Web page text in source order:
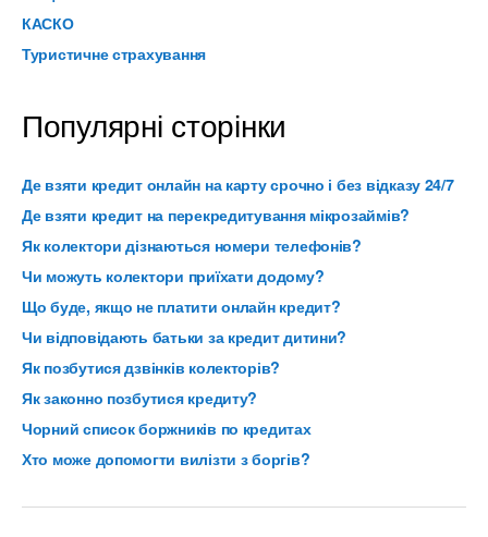
КАСКО
Туристичне страхування
Популярні сторінки
Де взяти кредит онлайн на карту срочно і без відказу 24/7
Де взяти кредит на перекредитування мікрозаймів?
Як колектори дізнаються номери телефонів?
Чи можуть колектори приїхати додому?
Що буде, якщо не платити онлайн кредит?
Чи відповідають батьки за кредит дитини?
Як позбутися дзвінків колекторів?
Як законно позбутися кредиту?
Чорний список боржників по кредитах
Хто може допомогти вилізти з боргів?